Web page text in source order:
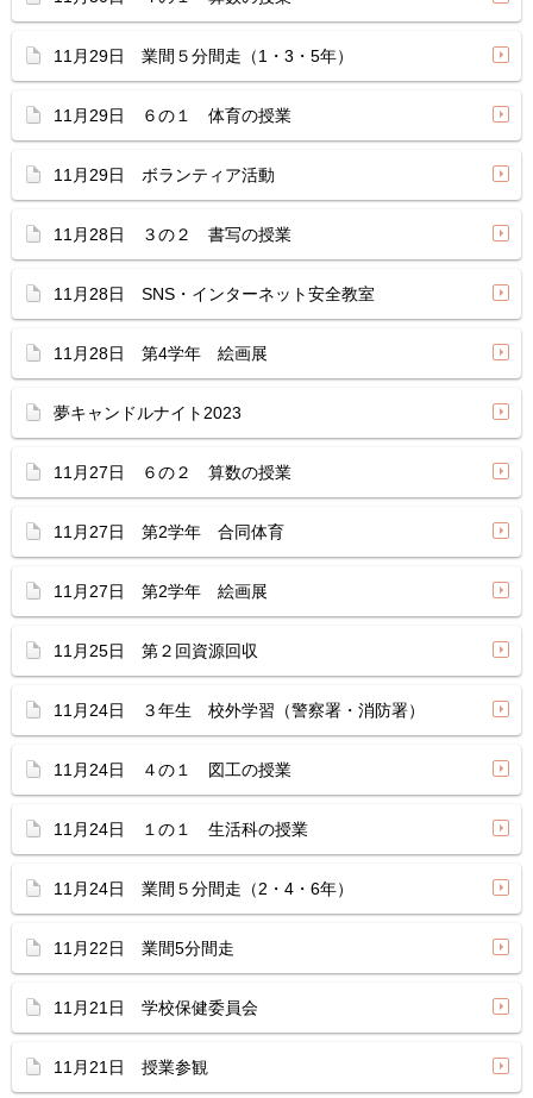
11月29日 業間５分間走（1・3・5年）
11月29日 ６の１ 体育の授業
11月29日 ボランティア活動
11月28日 ３の２ 書写の授業
11月28日 SNS・インターネット安全教室
11月28日 第4学年 絵画展
夢キャンドルナイト2023
11月27日 ６の２ 算数の授業
11月27日 第2学年 合同体育
11月27日 第2学年 絵画展
11月25日 第２回資源回収
11月24日 ３年生 校外学習（警察署・消防署）
11月24日 ４の１ 図工の授業
11月24日 １の１ 生活科の授業
11月24日 業間５分間走（2・4・6年）
11月22日 業間5分間走
11月21日 学校保健委員会
11月21日 授業参観